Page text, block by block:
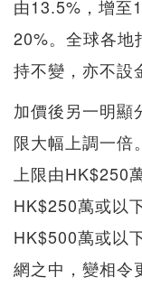
由13.5%，增至
20%。全球各地
持不變，亦不設
加價後另一明顯
限大幅上調一倍
上限由HK$250
HK$250萬或以
HK$500萬或以
網之中，變相令